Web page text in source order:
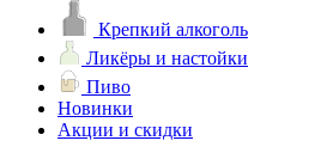
Крепкий алкоголь
Ликёры и настойки
Пиво
Новинки
Акции и скидки